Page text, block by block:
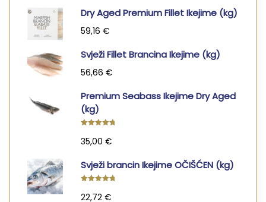
Dry Aged Premium Fillet Ikejime (kg)
59,16 €
Svježi Fillet Brancina Ikejime (kg)
56,66 €
Premium Seabass Ikejime Dry Aged
(kg)
5.00od
35,00 €
Svježi brancin Ikejime OČIŠĆEN (kg)
5.00od
22,72 €